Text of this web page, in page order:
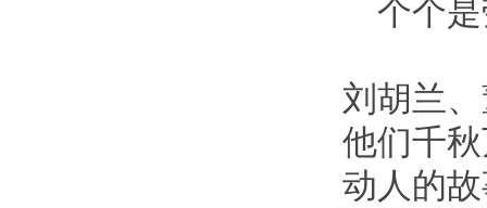
个个
刘胡兰
他们千
动人的